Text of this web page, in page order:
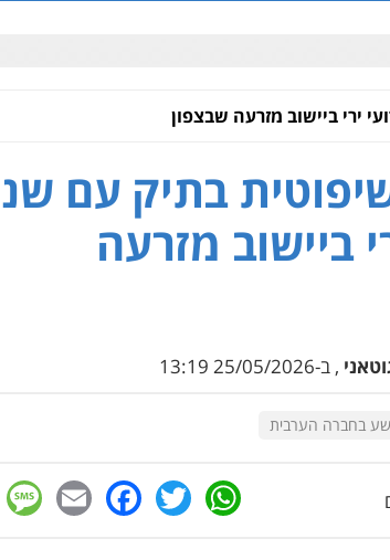
ירי ביישוב מזרעה שבצפון
בתיק עם
ביישוב מזרעה
, ב-25/05/2026 13:19
בחברה הערבית
WhatsApp
Twitter